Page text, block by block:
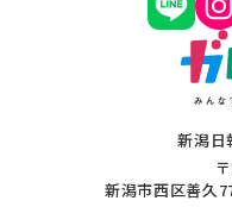
新潟日
新潟市西区善久